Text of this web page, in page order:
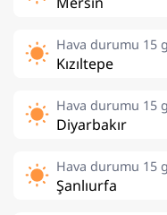
Hava durumu 15
Kızıltepe
Hava durumu 15
Diyarbakır
Hava durumu 15
Şanlıurfa